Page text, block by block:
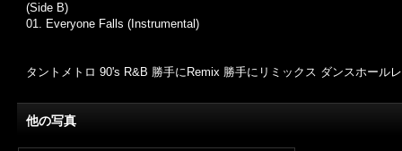
(Side B)
01. Everyone Falls (Instrumental)
タントメトロ 90's R&B 勝手にRemix 勝手にリミックス ダンスホール
他の写真